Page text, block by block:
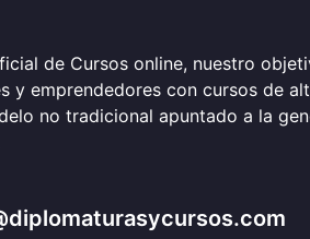
de Cursos online, nuestro
y emprendedores con cursos de
no tradicional apuntado a la